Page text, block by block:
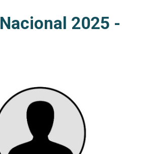
Nacional 2025 -